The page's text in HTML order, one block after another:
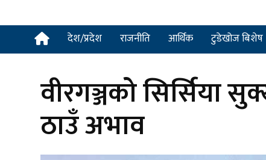
देश/प्रदेश राजनीति आर्थिक टुडेखोज बिशेष
वीरगञ्जको सिर्सिया
ठाउँ अभाव